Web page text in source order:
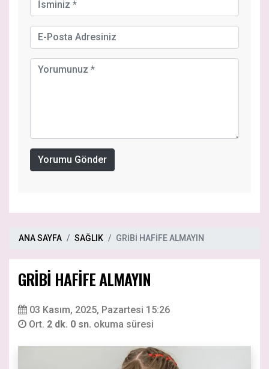
Yorumu Gönder
ANA SAYFA SAĞLIK GRİBİ HAFİFE ALMAYIN
GRİBİ HAFİFE ALMAYIN
03 Kasım, 2025, Pazartesi 15:26
Ort. 2 dk. 0 sn. okuma süresi